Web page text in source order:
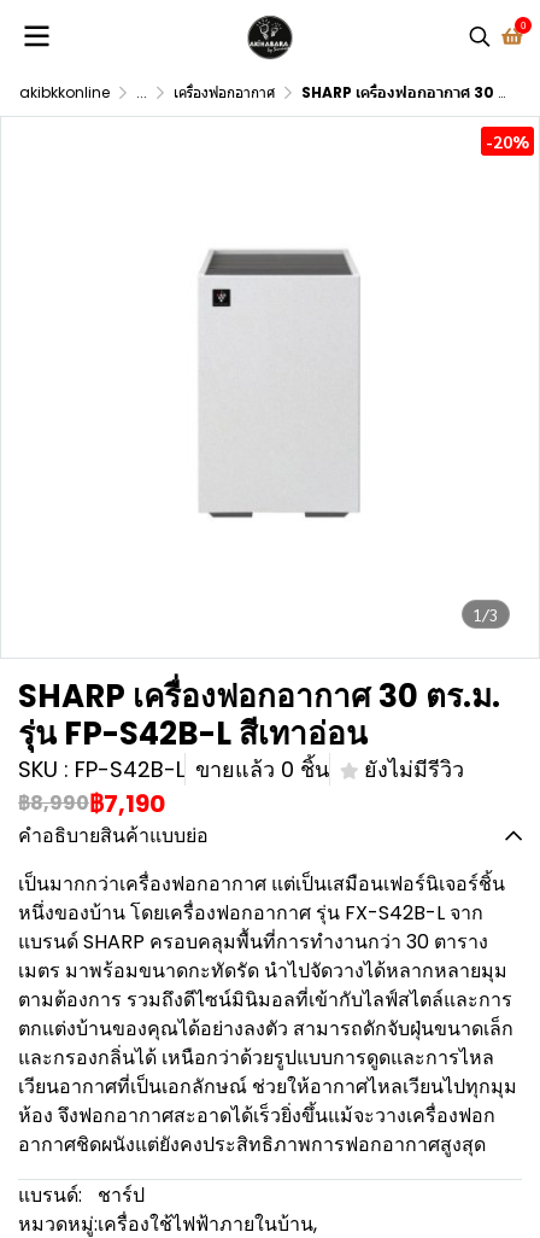
0
akibkkonline ... เครื่องฟอกอากาศ SHARP เครื่องฟอกอากาศ 30 ตร.ม. รุ่น FP-S42B-L สีเทาอ่อน
1/3
-20%
SHARP เครื่องฟอกอากาศ 30 ตร.ม.
รุ่น FP-S42B-L สีเทาอ่อน
SKU : FP-S42B-L ขายแล้ว 0 ชิ้น ยังไม่มีรีวิว
฿8,990฿7,190
คำอธิบายสินค้าแบบย่อ
เป็นมากกว่าเครื่องฟอกอากาศ แต่เป็นเสมือนเฟอร์นิเจอร์ชิ้น
หนึ่งของบ้าน โดยเครื่องฟอกอากาศ รุ่น FX-S42B-L จาก
แบรนด์ SHARP ครอบคลุมพื้นที่การทำงานกว่า 30 ตาราง
เมตร มาพร้อมขนาดกะทัดรัด นำไปจัดวางได้หลากหลายมุม
ตามต้องการ รวมถึงดีไซน์มินิมอลที่เข้ากับไลฟ์สไตล์และการ
ตกแต่งบ้านของคุณได้อย่างลงตัว สามารถดักจับฝุ่นขนาดเล็ก
และกรองกลิ่นได้ เหนือกว่าด้วยรูปแบบการดูดและการไหล
เวียนอากาศที่เป็นเอกลักษณ์ ช่วยให้อากาศไหลเวียนไปทุกมุม
ห้อง จึงฟอกอากาศสะอาดได้เร็วยิ่งขึ้นแม้จะวางเครื่องฟอก
อากาศชิดผนังแต่ยังคงประสิทธิภาพการฟอกอากาศสูงสุด
แบรนด์:
ชาร์ป
หมวดหมู่:เครื่องใช้ไฟฟ้าภายในบ้าน,